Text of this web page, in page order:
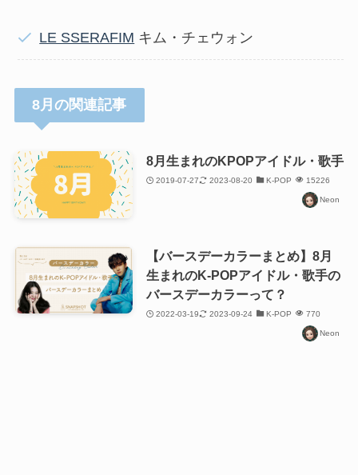
LE SSERAFIM キム・チェウォン
8月の関連記事
8月生まれのKPOPアイドル・歌手
2019-07-27 2023-08-20 K-POP 15226
Neon
【バースデーカラーまとめ】8月
生まれのK-POPアイドル・歌手の
バースデーカラーって？
2022-03-19 2023-09-24 K-POP 770
Neon